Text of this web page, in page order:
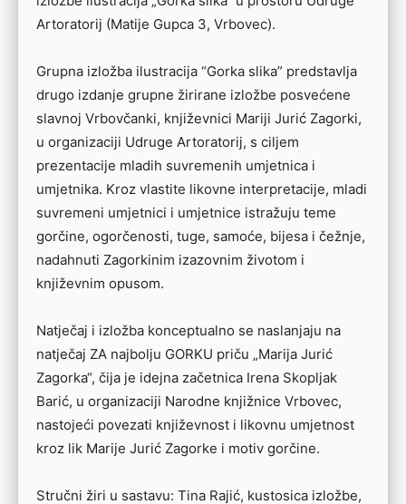
Artoratorij (Matije Gupca 3, Vrbovec).
Grupna izložba ilustracija “Gorka slika” predstavlja
drugo izdanje grupne žirirane izložbe posvećene
slavnoj Vrbovčanki, književnici Mariji Jurić Zagorki,
u organizaciji Udruge Artoratorij, s ciljem
prezentacije mladih suvremenih umjetnica i
umjetnika. Kroz vlastite likovne interpretacije, mladi
suvremeni umjetnici i umjetnice istražuju teme
gorčine, ogorčenosti, tuge, samoće, bijesa i čežnje,
nadahnuti Zagorkinim izazovnim životom i
književnim opusom.
Natječaj i izložba konceptualno se naslanjaju na
natječaj ZA najbolju GORKU priču „Marija Jurić
Zagorka“, čija je idejna začetnica Irena Skopljak
Barić, u organizaciji Narodne knjižnice Vrbovec,
nastojeći povezati književnost i likovnu umjetnost
kroz lik Marije Jurić Zagorke i motiv gorčine.
Stručni žiri u sastavu: Tina Rajić, kustosica izložbe,